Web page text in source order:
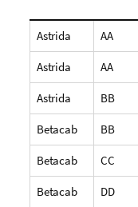
Astrida AA
Astrida AA
Astrida BB
Betacab BB
Betacab CC
Betacab DD